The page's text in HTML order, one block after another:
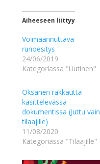
Aiheeseen liittyy
Voimaannuttava
runoesitys
24/06/2019
Kategoriassa "Uutinen"
Oksanen rakkautta
käsittelevässä
dokumentissa (Juttu vain
tilaajille)
11/08/2020
Kategoriassa "Tilaajille"